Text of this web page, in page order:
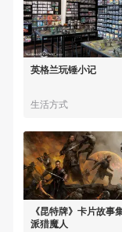
英格兰玩锤小记
生活方式
《昆特牌》卡片故事
派猎魔人